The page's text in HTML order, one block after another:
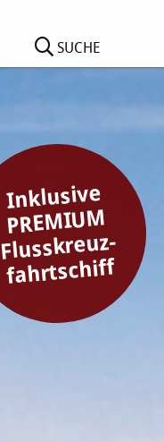
SUCHE
Inklusive
PREMIUM
Flusskreuz-
fahrtschiff